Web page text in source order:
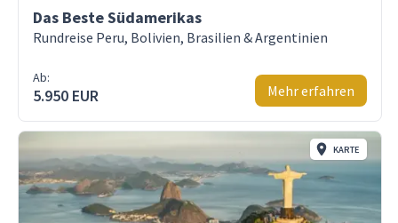
Das Beste Südamerikas
Rundreise Peru, Bolivien, Brasilien & Argentinien
Ab:
5.950 EUR Mehr erfahren
KARTE